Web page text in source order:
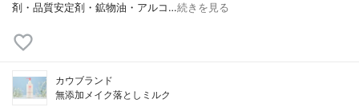
剤・品質安定剤・鉱物油・アルコ…続きを見る
カウブランド
無添加メイク落としミルク